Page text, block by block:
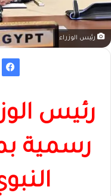
رئيس الوزراء
رئيس
رسمية